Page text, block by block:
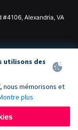
Alexandria, VA
utilisons des
nous mémorisons et
plus